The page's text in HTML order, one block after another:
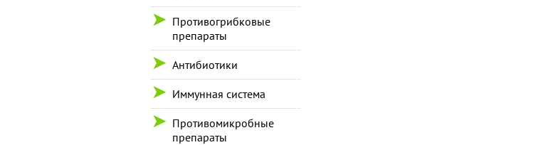
Противогрибковые
препараты
Антибиотики
Иммунная система
Противомикробные
препараты